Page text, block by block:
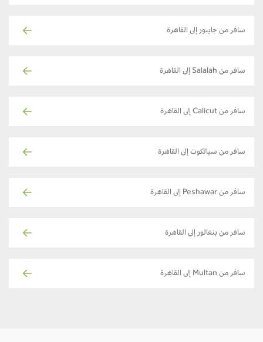
سافر من جايبور إلى القاهرة
سافر من Salalah إلى القاهرة
سافر من Calicut إلى القاهرة
سافر من سيالكوت إلى القاهرة
سافر من Peshawar إلى القاهرة
سافر من بنغالور إلى القاهرة
سافر من Multan إلى القاهرة